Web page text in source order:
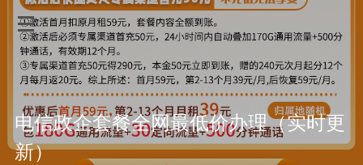
电信政企套餐全网最低价办理（实时更
新）